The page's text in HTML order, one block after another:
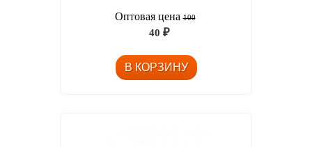
Оптовая цена 100
40 ₽